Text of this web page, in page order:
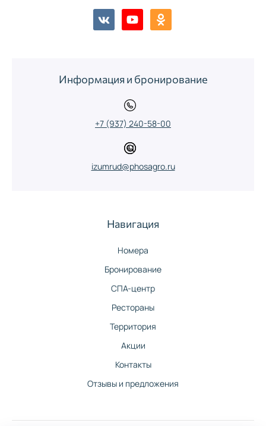
Информация и бронирование
+7 (937) 240-58-00
izumrud@phosagro.ru
Навигация
Номера
Бронирование
СПА-центр
Рестораны
Территория
Акции
Контакты
Отзывы и предложения